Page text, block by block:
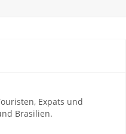
Expats und
Brasilien.